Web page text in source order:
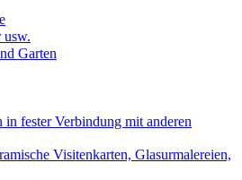
Garten
fester Verbindung mit anderen
Visitenkarten, Glasurmalereien,